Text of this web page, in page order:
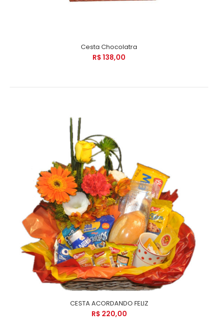
Cesta Chocolatra
R$ 138,00
CESTA ACORDANDO FELIZ
R$ 220,00